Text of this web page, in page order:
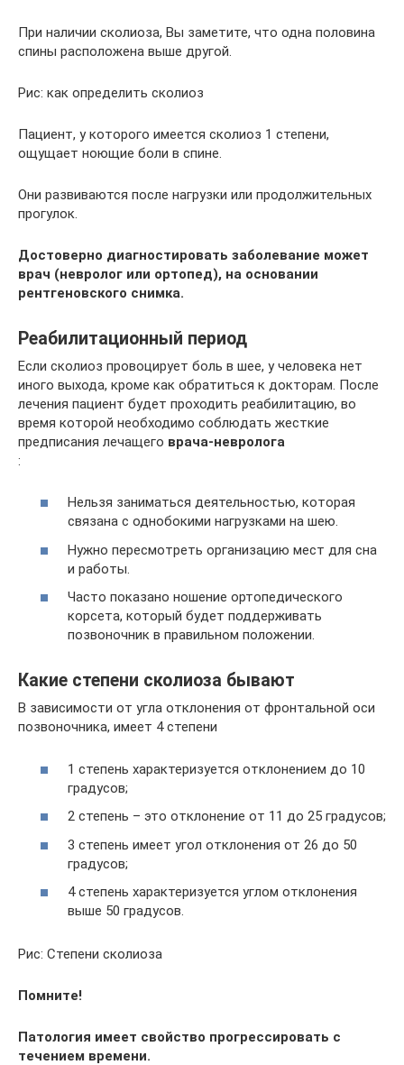
При наличии сколиоза, Вы заметите, что одна половина
спины расположена выше другой.
Рис: как определить сколиоз
Пациент, у которого имеется сколиоз 1 степени,
ощущает ноющие боли в спине.
Они развиваются после нагрузки или продолжительных
прогулок.
Достоверно диагностировать заболевание может
врач (невролог или ортопед), на основании
рентгеновского снимка.
Реабилитационный период
Если сколиоз провоцирует боль в шее, у человека нет
иного выхода, кроме как обратиться к докторам. После
лечения пациент будет проходить реабилитацию, во
время которой необходимо соблюдать жесткие
предписания лечащего врача-невролога
:
Нельзя заниматься деятельностью, которая
связана с однобокими нагрузками на шею.
Нужно пересмотреть организацию мест для сна
и работы.
Часто показано ношение ортопедического
корсета, который будет поддерживать
позвоночник в правильном положении.
Какие степени сколиоза бывают
В зависимости от угла отклонения от фронтальной оси
позвоночника, имеет 4 степени
1 степень характеризуется отклонением до 10
градусов;
2 степень – это отклонение от 11 до 25 градусов;
3 степень имеет угол отклонения от 26 до 50
градусов;
4 степень характеризуется углом отклонения
выше 50 градусов.
Рис: Степени сколиоза
Помните!
Патология имеет свойство прогрессировать с
течением времени.